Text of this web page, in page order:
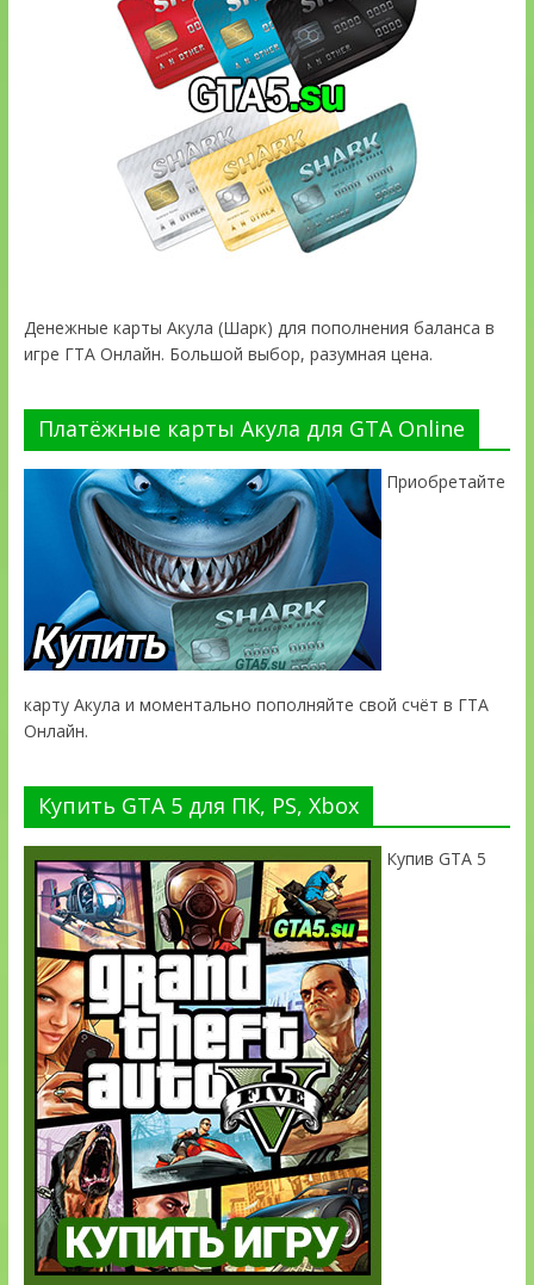
Денежные карты Акула (Шарк) для пополнения баланса в
игре ГТА Онлайн. Большой выбор, разумная цена.
Платёжные карты Акула для GTA Online
Приобретайте
карту Акула и моментально пополняйте свой счёт в ГТА
Онлайн.
Купить GTA 5 для ПК, PS, Xbox
Купив GTA 5